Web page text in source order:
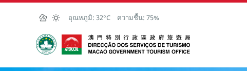
Skip to Main Content
อุณหภูมิ: 32°C ความชื้น: 75%
สำนักงานการท่องเที่ยวของรัฐบาลมาเก๊า